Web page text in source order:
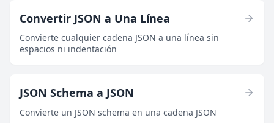
Convertir JSON a Una Línea
Convierte cualquier cadena JSON a una línea sin
espacios ni indentación
JSON Schema a JSON
Convierte un JSON schema en una cadena JSON